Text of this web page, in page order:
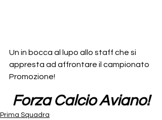
Un in bocca al lupo allo staff che si
appresta ad affrontare il campionato
Promozione!
Forza Calcio Aviano!
Prima Squadra